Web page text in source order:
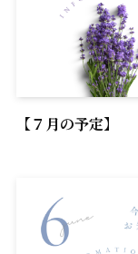
【７月の予定】